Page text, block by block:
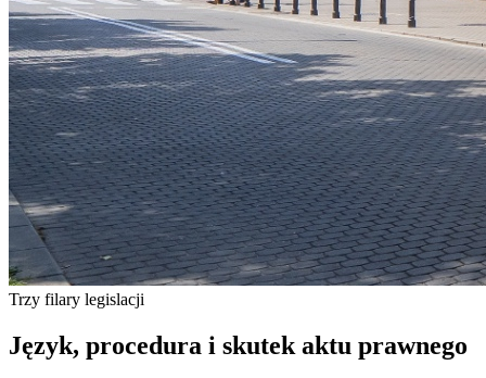
Trzy filary legislacji
Język, procedura i skutek aktu prawnego